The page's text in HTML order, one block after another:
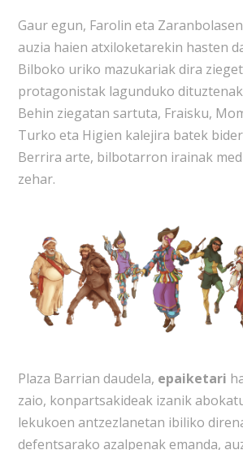
Gaur egun, Farolin eta
auzia haien atxiloketarekin hasten
Bilboko uriko mazukariak dira
protagonistak lagunduko
Behin ziegatan sartuta, Fraisku,
Turko eta Higien kalejira batek
Berrira arte, bilbotarron irainak
zehar.
Plaza Barrian daudela, epaiketari
zaio, konpartsakideak izanik
lekukoen antzezlanetan ibiliko
defentsarako azalpenak emanda,